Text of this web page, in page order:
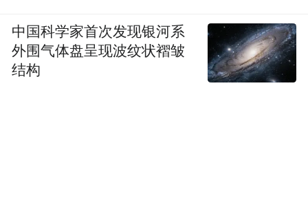
中国科学家首次发现银河系
外围气体盘呈现波纹状褶皱
结构